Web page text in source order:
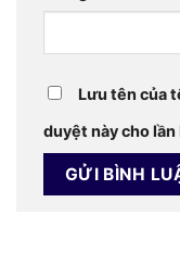
Lưu tên của
duyệt này cho